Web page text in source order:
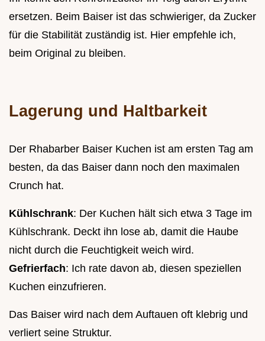
ersetzen. Beim Baiser ist das schwieriger, da Zucker
für die Stabilität zuständig ist. Hier empfehle ich,
beim Original zu bleiben.
Lagerung und Haltbarkeit
Der Rhabarber Baiser Kuchen ist am ersten Tag am
besten, da das Baiser dann noch den maximalen
Crunch hat.
Kühlschrank: Der Kuchen hält sich etwa 3 Tage im
Kühlschrank. Deckt ihn lose ab, damit die Haube
nicht durch die Feuchtigkeit weich wird.
Gefrierfach: Ich rate davon ab, diesen speziellen
Kuchen einzufrieren.
Das Baiser wird nach dem Auftauen oft klebrig und
verliert seine Struktur.